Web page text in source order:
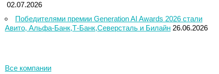
02.07.2026
Победителями премии Generation AI Awards 2026 стали
Авито, Альфа-Банк,Т-Банк,Северсталь и Билайн 26.06.2026
Все компании